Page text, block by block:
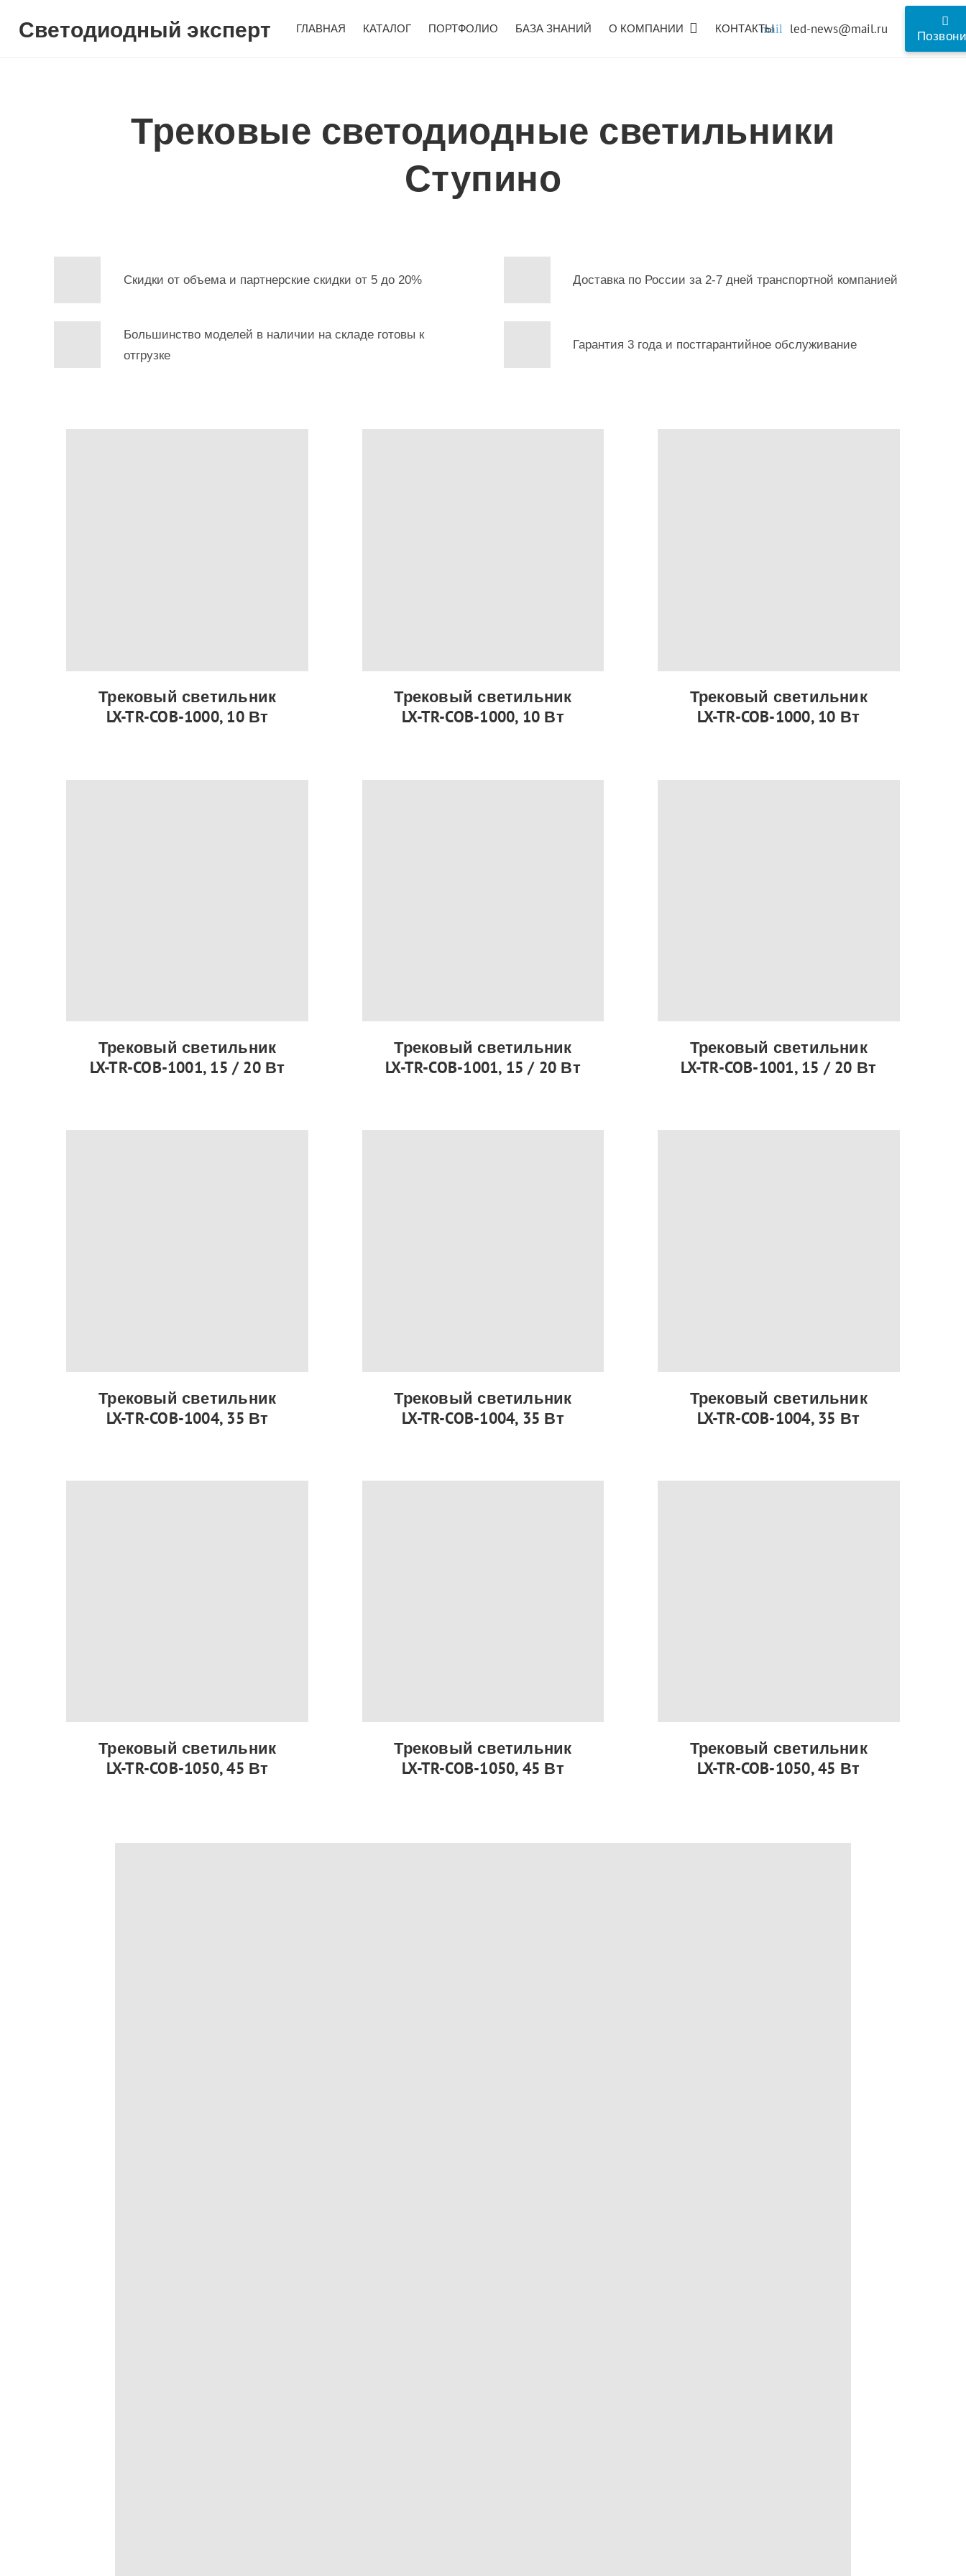
Светодиодный эксперт ГЛАВНАЯ КАТАЛОГ ПОРТФОЛИО БАЗА ЗНАНИЙ О КОМПАНИИ КОНТАКТЫ
mail led-news@mail.ru
Трековые светодиодные светильники
Ступино
Скидки от объема и партнерские скидки от 5 до 20%
Большинство моделей в наличии на складе готовы к
отгрузке
Доставка по России за 2-7 дней транспортной компанией
Гарантия 3 года и постгарантийное обслуживание
Трековый светильник
LX-TR-COB-1000, 10 Вт
Трековый светильник
LX-TR-COB-1000, 10 Вт
Трековый светильник
LX-TR-COB-1000, 10 Вт
Трековый светильник
LX-TR-COB-1001, 15 / 20 Вт
Трековый светильник
LX-TR-COB-1001, 15 / 20 Вт
Трековый светильник
LX-TR-COB-1001, 15 / 20 Вт
Трековый светильник
LX-TR-COB-1004, 35 Вт
Трековый светильник
LX-TR-COB-1004, 35 Вт
Трековый светильник
LX-TR-COB-1004, 35 Вт
Трековый светильник
LX-TR-COB-1050, 45 Вт
Трековый светильник
LX-TR-COB-1050, 45 Вт
Трековый светильник
LX-TR-COB-1050, 45 Вт